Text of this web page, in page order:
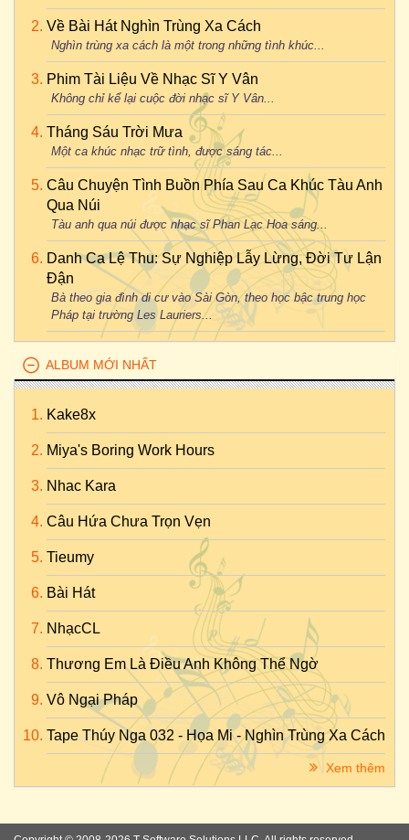
Về Bài Hát Nghìn Trùng Xa Cách
Nghìn trùng xa cách là một trong những tình khúc...
Phim Tài Liệu Về Nhạc Sĩ Y Vân
Không chỉ kể lại cuộc đời nhạc sĩ Y Vân...
Tháng Sáu Trời Mưa
Một ca khúc nhạc trữ tình, được sáng tác...
Câu Chuyện Tình Buồn Phía Sau Ca Khúc Tàu Anh
Qua Núi
Tàu anh qua núi được nhạc sĩ Phan Lạc Hoa sáng...
Danh Ca Lệ Thu: Sự Nghiệp Lẫy Lừng, Đời Tư Lận
Đận
Bà theo gia đình di cư vào Sài Gòn, theo học bậc trung học
Pháp tại trường Les Lauriers...
ALBUM MỚI NHẤT
Kake8x
Miya's Boring Work Hours
Nhac Kara
Câu Hứa Chưa Trọn Vẹn
Tieumy
Bài Hát
NhạcCL
Thương Em Là Điều Anh Không Thể Ngờ
Vô Ngại Pháp
Tape Thúy Nga 032 - Họa Mi - Nghìn Trùng Xa Cách
Xem thêm